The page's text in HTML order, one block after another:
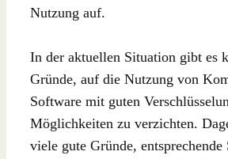
Nutzung auf.
In der aktuellen Situation gibt es
Gründe, auf die Nutzung von
Software mit guten
Möglichkeiten zu verzichten.
viele gute Gründe, entsprechende